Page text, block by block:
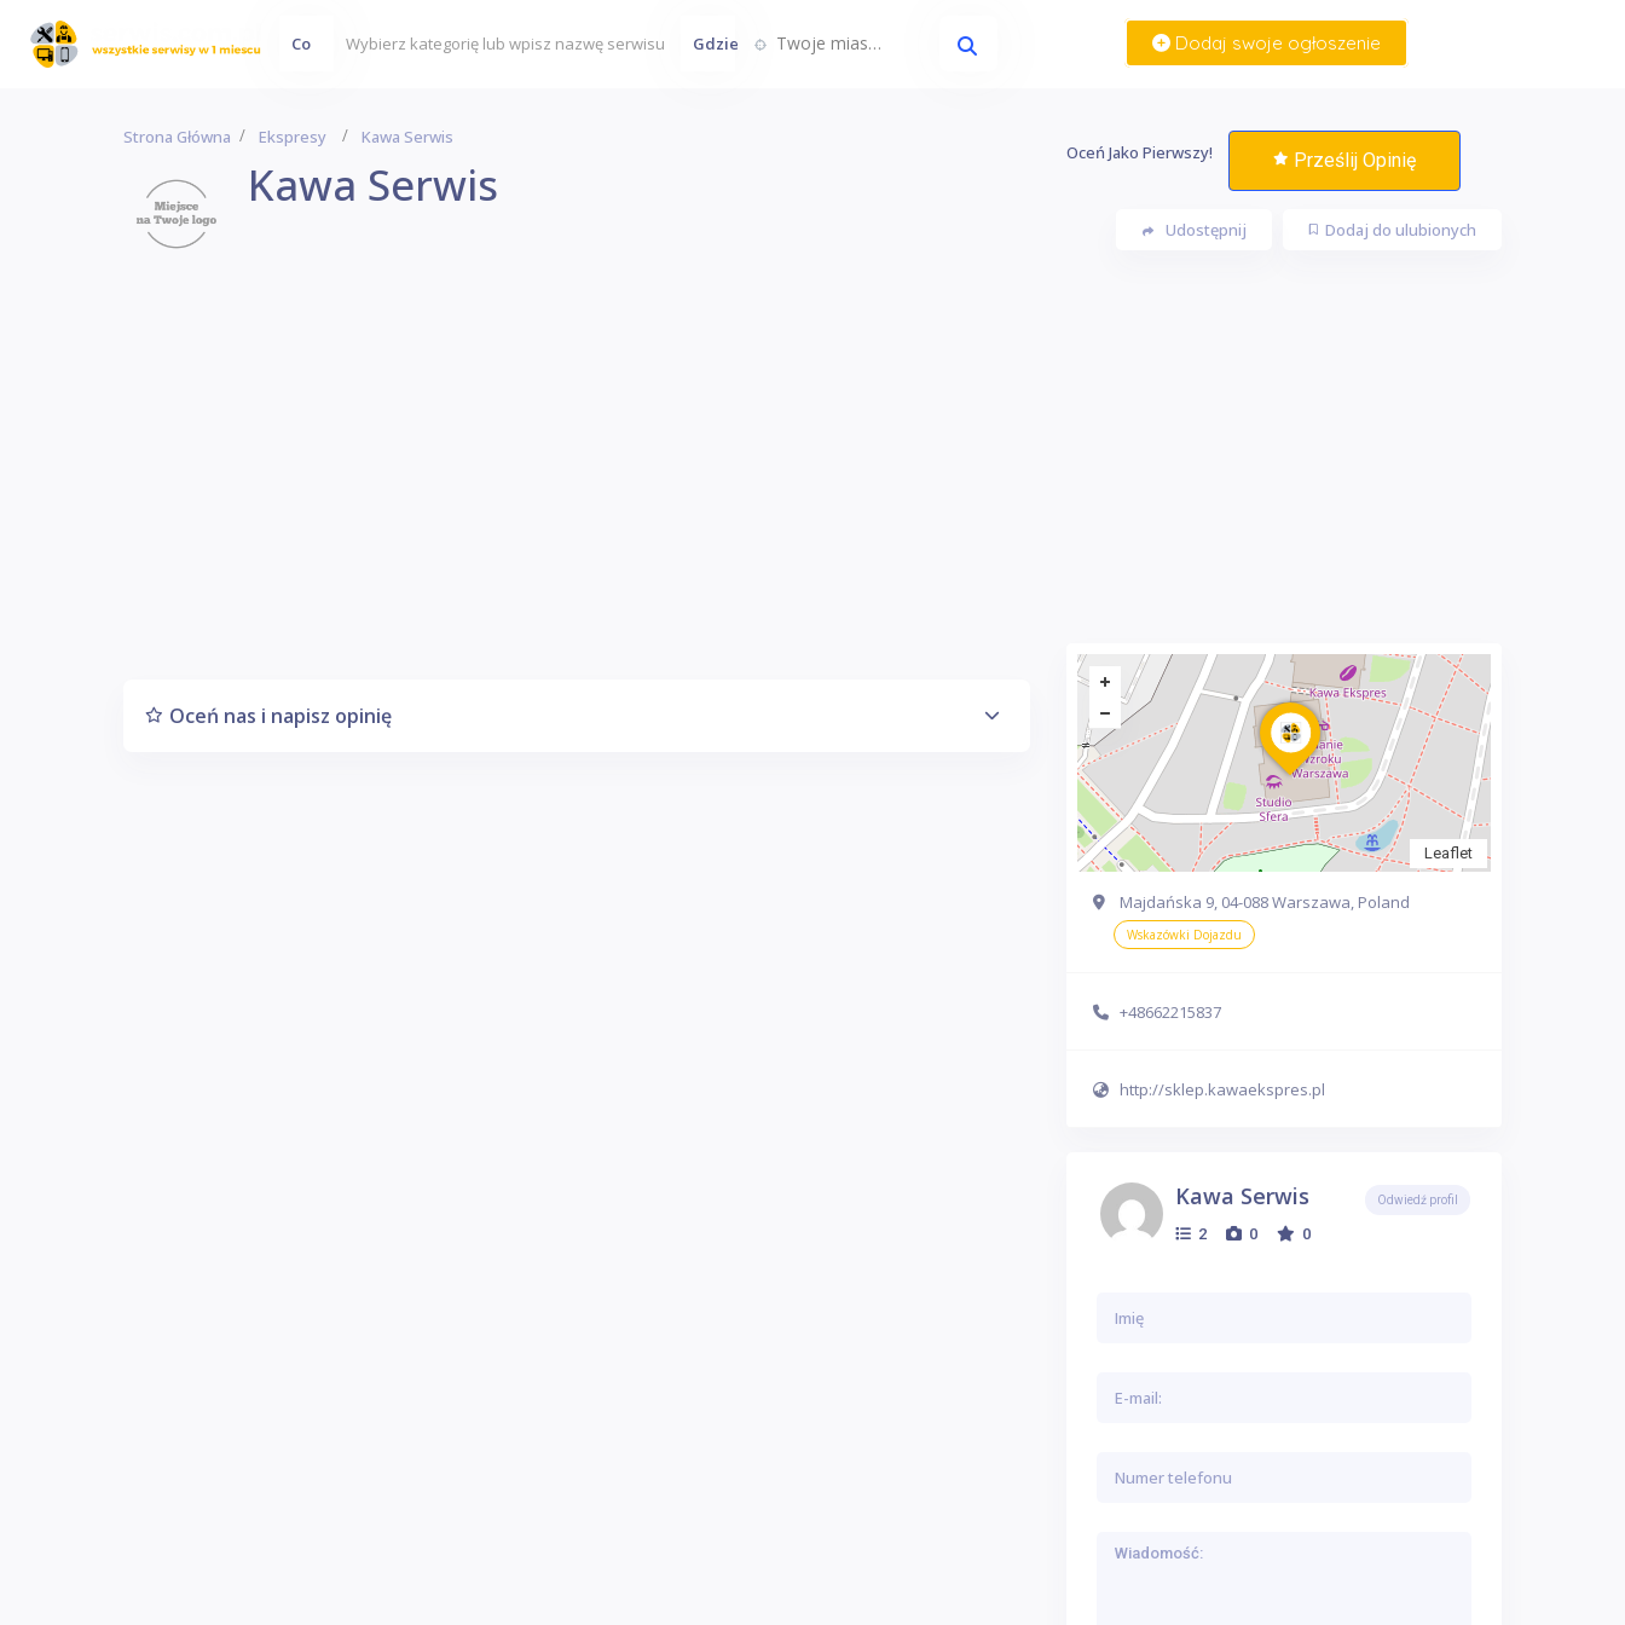
Co Gdzie Twoje miasto... Dodaj swoje ogłoszenie
Strona Główna Ekspresy Kawa Serwis
Kawa Serwis
Oceń Jako Pierwszy! Prześlij Opinię
Dodaj do ulubionych
Udostępnij
Oceń nas i napisz opinię
Leaflet
Majdańska 9, 04-088 Warszawa, Poland
Wskazówki Dojazdu
+48662215837
http://sklep.kawaekspres.pl
Kawa Serwis
2 0 0
Odwiedź profil